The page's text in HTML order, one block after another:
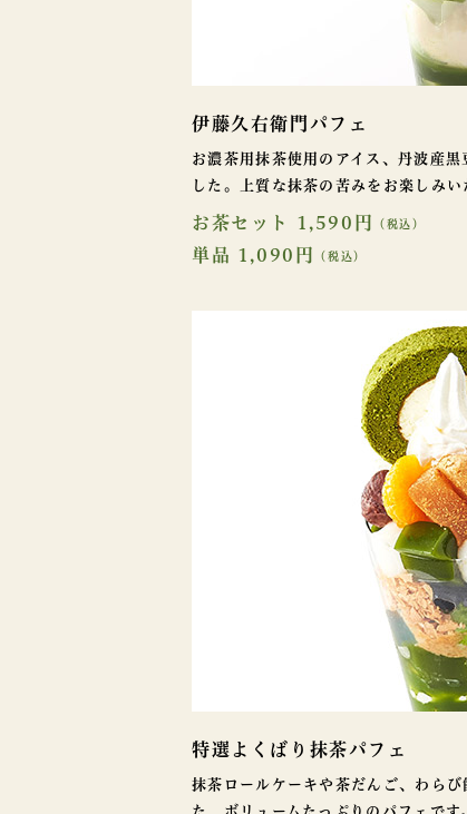
伊藤久右衛門パフェ
お濃茶用抹茶使用のアイス、丹波産
した。上質な抹茶の苦みをお楽しみい
お茶セット 1,590円 （税込）
単品 1,090円 （税込）
特選よくばり抹茶パフェ
抹茶ロールケーキや茶だんご、わら